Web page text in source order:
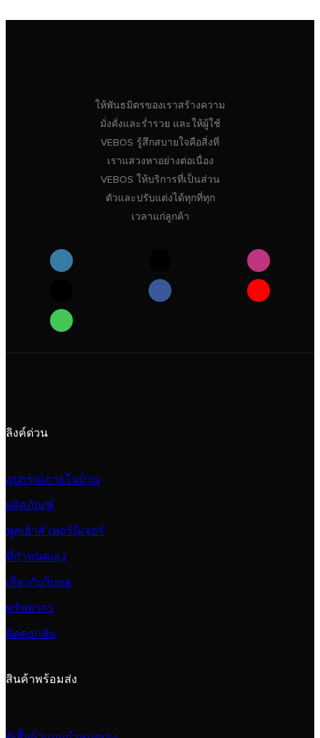
ให้พันธมิตรของเราสร้างความ
มั่งคั่งและร่ำรวย และให้ผู้ใช้
VEBOS รู้สึกสบายใจคือสิ่งที่
เราแสวงหาอย่างต่อเนื่อง
VEBOS ให้บริการที่เป็นส่วน
ตัวและปรับแต่งได้ทุกที่ทุก
เวลาแก่ลูกค้า
ลิงค์ด่วน
อุปกรณ์ภายในบ้าน
ผลิตภัณฑ์
ฟูลเฮ้าส์ เฟอร์นิเจอร์
ที่กำหนดเอง
เกี่ยวกับวีบอส
ทรัพยากร
ติดต่อกลับ
สินค้าพร้อมส่ง